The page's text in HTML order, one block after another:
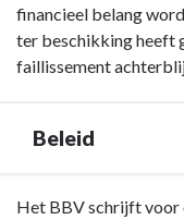
Verbonden
partijen
financieel belang
ter beschikking heeft
faillissement
Beleid
Terug
Het BBV schrijft voor